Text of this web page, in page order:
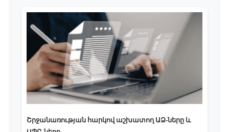
Շրջանառության հարկով աշխատող ԱՁ-ները և